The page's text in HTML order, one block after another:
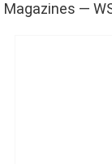
Magazines —